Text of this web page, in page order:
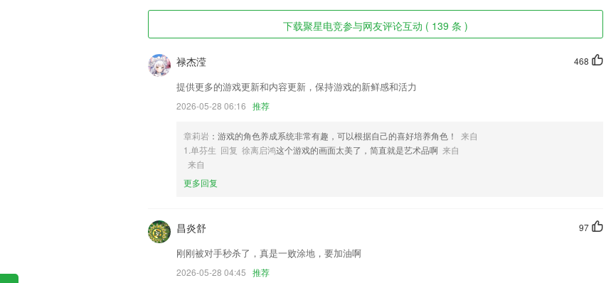
2,随时随地只需要使用手机就可以轻松的学习；
3,语音发帖——轻松录音上传，倾听ta的声音
4,每一个订单都有非常详细的描述，订单的类型，订单的价格，订单的具体要求都可以在平台上看到，让大家可
以更加轻松地进行对接。
6,有多种独特的设计模板，您绝对不会觉得无聊和枯燥；
聚星电竞软件优势
1.提供网校课程，随时学习，无限次回放，提供知识点、习题讲解课程，满足不同学子需求
知识。
3.·涵盖了海量的民法知识，你可以在这里全部学习，简单方便
下载聚星电竞参与网友评论互动 ( 139 条 )
468
禄杰滢
提供更多的游戏更新和内容更新，保持游戏的新鲜感和活力
2026-05-28 06:16 推荐
章莉岩 ：游戏的角色养成系统非常有趣，可以根据自己的喜好培养角色！
来自
1.单芬生 回复 徐离启鸿这个游戏的画面太美了，简直就是艺术品啊 来自
来自
更多回复
97
昌炎舒
刚刚被对手秒杀了，真是一败涂地，要加油啊
2026-05-28 04:45 推荐